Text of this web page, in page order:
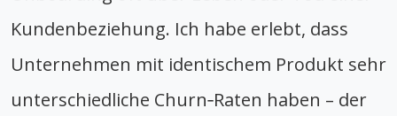
Kundenbeziehung. Ich habe erlebt, dass
Unternehmen mit identischem Produkt sehr
unterschiedliche Churn‑Raten haben – der